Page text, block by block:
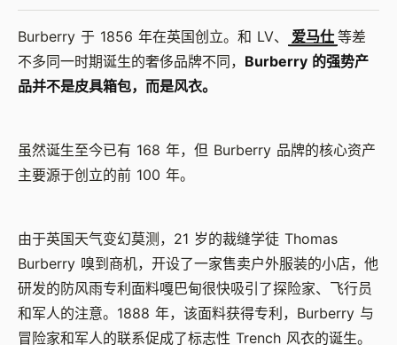
Burberry 于 1856 年在英国创立。和 LV、 爱马仕 等差
不多同一时期诞生的奢侈品牌不同， Burberry 的强势产
品并不是皮具箱包，而是风衣。
虽然诞生至今已有 168 年，但 Burberry 品牌的核心资产
主要源于创立的前 100 年。
由于英国天气变幻莫测，21 岁的裁缝学徒 Thomas
Burberry 嗅到商机，开设了一家售卖户外服装的小店，他
研发的防风雨专利面料嘎巴甸很快吸引了探险家、飞行员
和军人的注意。1888 年，该面料获得专利，Burberry 与
冒险家和军人的联系促成了标志性 Trench 风衣的诞生。